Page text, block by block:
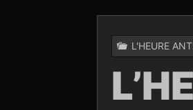
L'HEURE